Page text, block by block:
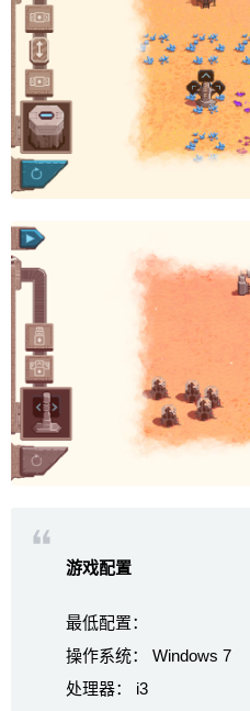
游戏配置
最低配置：
操作系统： Windows 7
处理器： i3